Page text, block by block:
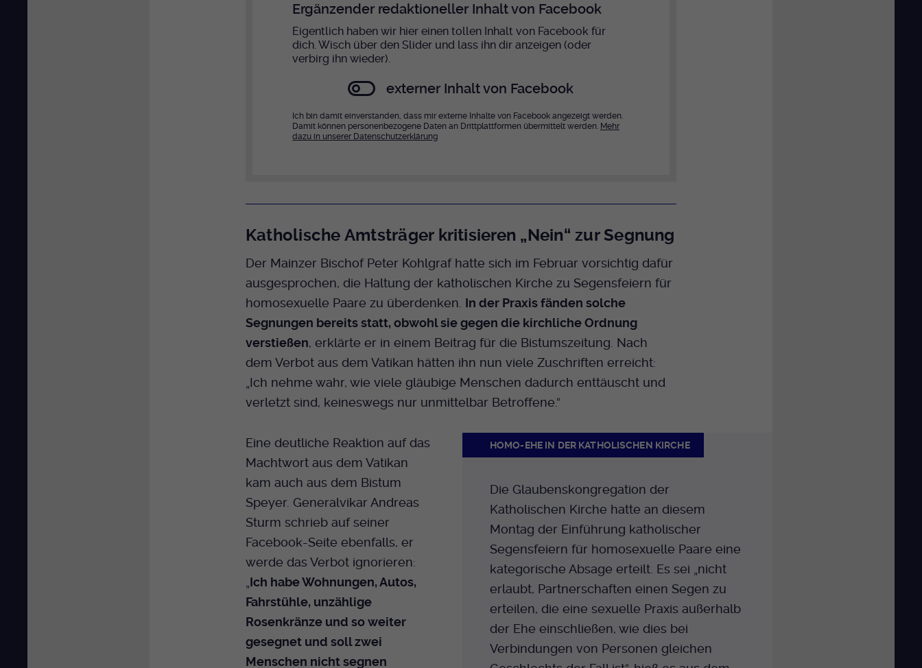
Ergänzender redaktioneller Inhalt von Facebook
Eigentlich haben wir hier einen tollen Inhalt von Facebook für
dich. Wisch über den Slider und lass ihn dir anzeigen (oder
verbirg ihn wieder).
externer Inhalt von Facebook
Ich bin damit einverstanden, dass mir externe Inhalte von Facebook angezeigt werden.
Damit können personenbezogene Daten an Drittplattformen übermittelt werden. Mehr
dazu in unserer Datenschutzerklärung
Katholische Amtsträger kritisieren „Nein“ zur Segnung
Der Mainzer Bischof Peter Kohlgraf hatte sich im Februar vorsichtig dafür
ausgesprochen, die Haltung der katholischen Kirche zu Segensfeiern für
homosexuelle Paare zu überdenken. In der Praxis fänden solche
Segnungen bereits statt, obwohl sie gegen die kirchliche Ordnung
verstießen, erklärte er in einem Beitrag für die Bistumszeitung. Nach
dem Verbot aus dem Vatikan hätten ihn nun viele Zuschriften erreicht:
„Ich nehme wahr, wie viele gläubige Menschen dadurch enttäuscht und
verletzt sind, keineswegs nur unmittelbar Betroffene.“
HOMO-EHE IN DER KATHOLISCHEN KIRCHE
Die Glaubenskongregation der
Katholischen Kirche hatte an diesem
Montag der Einführung katholischer
Segensfeiern für homosexuelle Paare eine
kategorische Absage erteilt. Es sei „nicht
erlaubt, Partnerschaften einen Segen zu
erteilen, die eine sexuelle Praxis außerhalb
der Ehe einschließen, wie dies bei
Verbindungen von Personen gleichen
Eine deutliche Reaktion auf das
Machtwort aus dem Vatikan
kam auch aus dem Bistum
Speyer. Generalvikar Andreas
Sturm schrieb auf seiner
Facebook-Seite ebenfalls, er
werde das Verbot ignorieren:
Ich habe Wohnungen, Autos,
Fahrstühle, unzählige
Rosenkränze und so weiter
gesegnet und soll zwei
Menschen nicht segnen